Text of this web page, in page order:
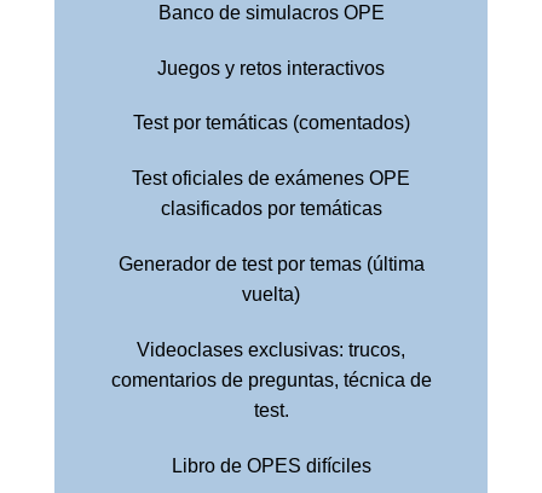
Banco de simulacros OPE
Juegos y retos interactivos
Test por temáticas (comentados)
Test oficiales de exámenes OPE
clasificados por temáticas
Generador de test por temas (última
vuelta)
Videoclases exclusivas: trucos,
comentarios de preguntas, técnica de
test.
Libro de OPES difíciles